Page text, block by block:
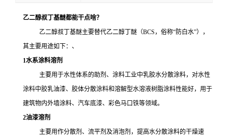
乙二醇叔丁基醚都能干点啥？
乙二醇叔丁基醚主要替代乙二醇丁醚（BCS，俗称“防白水”），
其主要用途如下：、
1水系涂料溶剂
主要用于水性体系的助剂、涂料工业中乳胶水分散涂料，对水性
涂料中胶乳油漆、胶体分散涂料和溶解型水溶液树脂涂料性能好，用于
建筑物内外墙涂料、汽车底漆、彩色马口铁等领域。
2油漆溶剂
主要用作分散剂、流平剂及消泡剂，提高水分散涂料的干燥速